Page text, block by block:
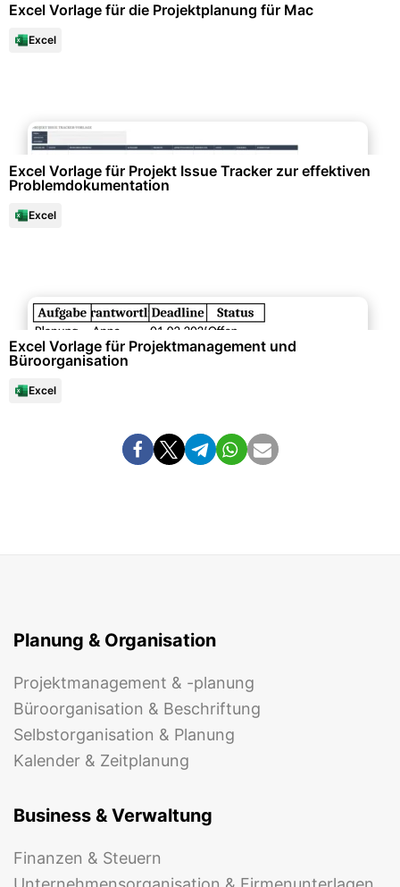
Excel Vorlage für die Projektplanung für Mac
Excel
Excel Vorlage für Projekt Issue Tracker zur effektiven
Problemdokumentation
Excel
Excel Vorlage für Projektmanagement und
Büroorganisation
Excel
Planung & Organisation
Projektmanagement & -planung
Büroorganisation & Beschriftung
Selbstorganisation & Planung
Kalender & Zeitplanung
Business & Verwaltung
Finanzen & Steuern